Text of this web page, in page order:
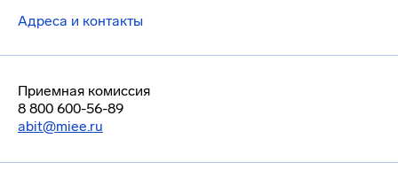
Адреса и контакты
Приемная комиссия
8 800 600-56-89
abit@miee.ru